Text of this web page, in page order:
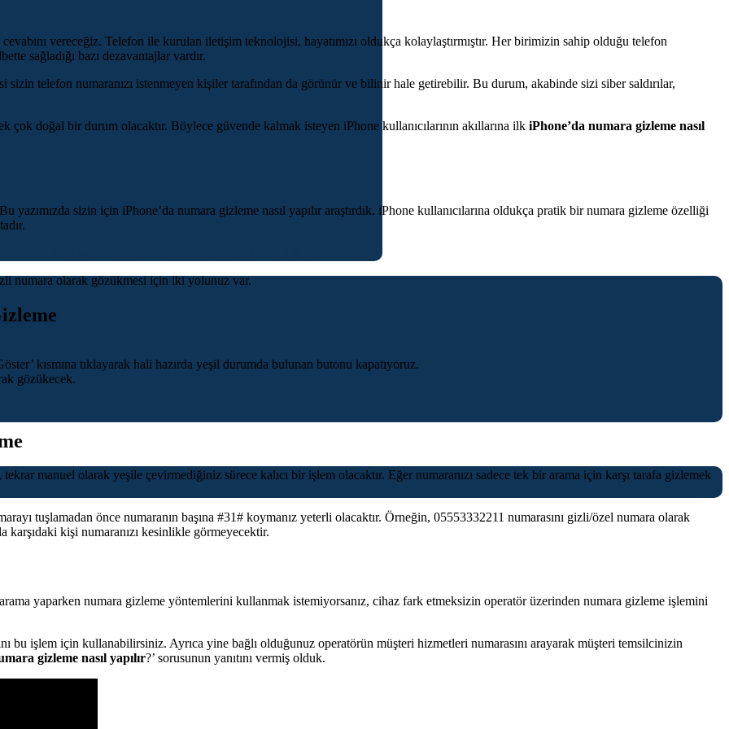
cevabını vereceğiz. Telefon ile kurulan iletişim teknolojisi, hayatımızı oldukça kolaylaştırmıştır. Her birimizin sahip olduğu telefon
sağladığı bazı dezavantajlar vardır.
sizin telefon numaranızı istenmeyen kişiler tarafından da görünür ve bilinir hale getirebilir. Bu durum, akabinde sizi siber saldırılar,
doğal bir durum olacaktır. Böylece güvende kalmak isteyen iPhone kullanıcılarının akıllarına ilk iPhone’da numara gizleme nasıl
sizin için iPhone’da numara gizleme nasıl yapılır araştırdık. iPhone kullanıcılarına oldukça pratik bir numara gizleme özelliği
numara olarak gözükmesi için iki yolunuz var.
kısmına tıklayarak hali hazırda yeşil durumda bulunan butonu kapatıyoruz.
gözükecek.
manuel olarak yeşile çevirmediğiniz sürece kalıcı bir işlem olacaktır. Eğer numaranızı sadece tek bir arama için karşı tarafa gizlemek
tuşlamadan önce numaranın başına #31# koymanız yeterli olacaktır. Örneğin, 05553332211 numarasını gizli/özel numara olarak
karşıdaki kişi numaranızı kesinlikle görmeyecektir.
yaparken numara gizleme yöntemlerini kullanmak istemiyorsanız, cihaz fark etmeksizin operatör üzerinden numara gizleme işlemini
bu işlem için kullanabilirsiniz. Ayrıca yine bağlı olduğunuz operatörün müşteri hizmetleri numarasını arayarak müşteri temsilcinizin
gizleme nasıl yapılır?’ sorusunun yanıtını vermiş olduk.